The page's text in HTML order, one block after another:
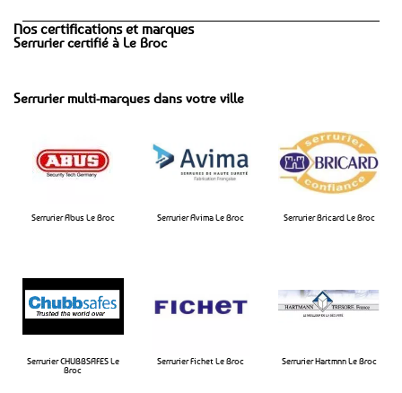
Nos certifications et marques
Serrurier certifié à Le Broc
Serrurier multi-marques dans votre ville
Serrurier Abus Le Broc Serrurier Avima Le Broc​ Serrurier Bricard Le Broc​
Serrurier CHUBBSAFES Le
Broc​
Serrurier Fichet Le Broc​ Serrurier Hartmnn Le Broc​